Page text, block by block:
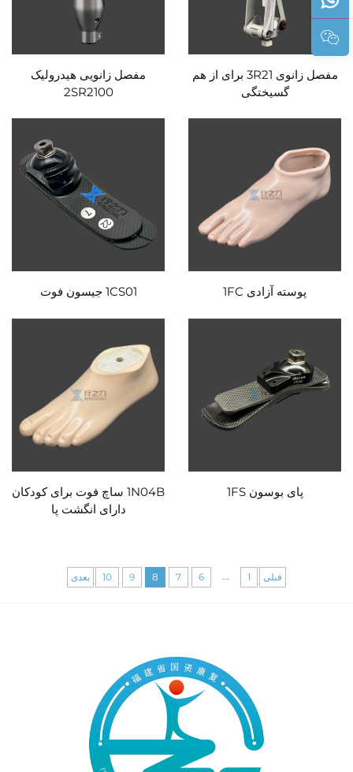
مفصل زانوی 3R21 برای از هم
گسیختگی
مفصل زانویی هیدرولیک
2SR2100
پوسته آزادی 1FC 1CS01 جیسون فوت
پای بوسون 1FS
1N04B ساچ فوت برای کودکان
دارای انگشت پا
قبلی 1
...
6
7
8
9
10 بعدی